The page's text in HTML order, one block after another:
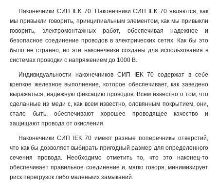
Наконечники СИП IEK 70: Наконечники СИП IEK 70 являются, как
мы привыкли говорить, принципиальным элементом, как мы привыкли
говорить, электромонтажных работ, обеспечивая надежное и
безопасное соединение проводов в электрических сетях. Как бы это
было не странно, но эти наконечники созданы для использования в
системах проводки с напряжением до 1000 В.
Индивидуальности наконечников СИП IEK 70 содержат в себе
крепкое железное выполнение, которое обеспечивает, как заведено
выражаться, надежную фиксацию проводов. Всем известно о том, что
сделанные из меди с, как всем известно, оловянным покрытием, они,
стало быть, обеспечивают хорошее проводящее качество и
защищают провода от окисления.
Наконечники СИП IEK 70 имеют разные поперечникы отверстий,
что как бы дозволяет выбирать пригодный размер для определенного
сечения провода. Необходимо отметить то, что это наконец-то
обеспечивает правильное соединение и, мягко говоря, минимизирует
риск перегрузок либо маленьких замыканий.